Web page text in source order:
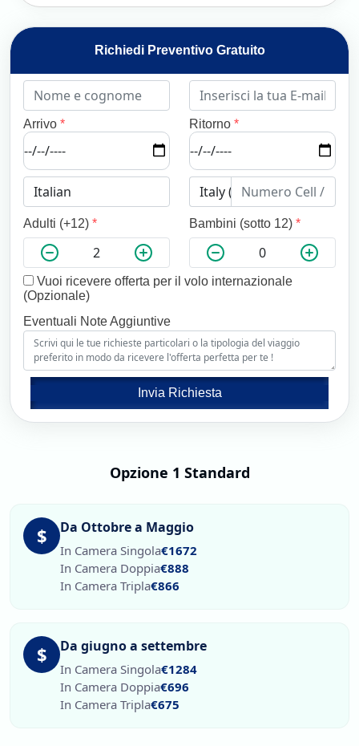
Richiedi Preventivo Gratuito
Arrivo * Ritorno *
Adulti (+12) * Bambini (sotto 12) *
Vuoi ricevere offerta per il volo internazionale
(Opzionale)
Eventuali Note Aggiuntive
Invia Richiesta
Opzione 1 Standard
$ Da Ottobre a Maggio
In Camera Singola€1672
In Camera Doppia€888
In Camera Tripla€866
$ Da giugno a settembre
In Camera Singola€1284
In Camera Doppia€696
In Camera Tripla€675